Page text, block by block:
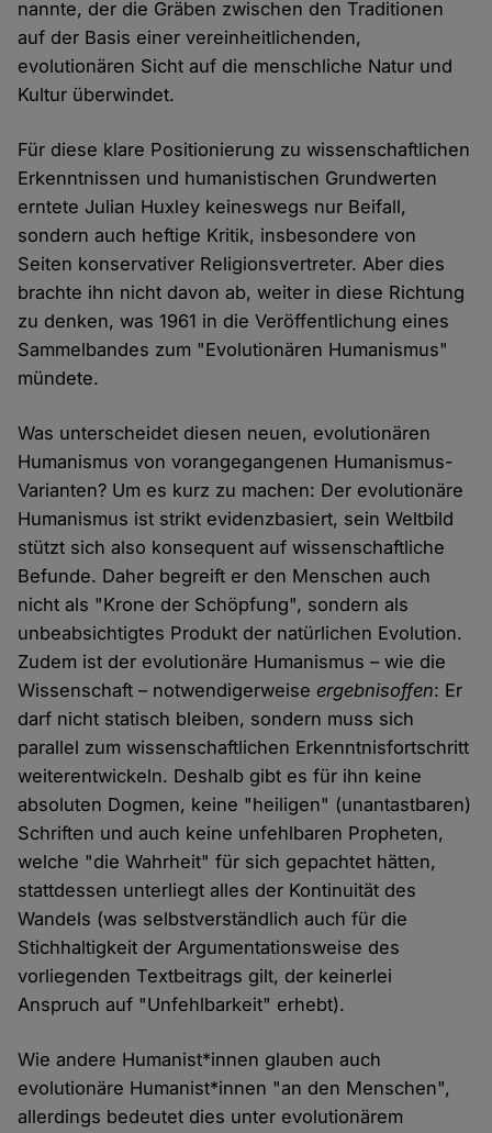
nannte, der die Gräben zwischen den Traditionen
auf der Basis einer vereinheitlichenden,
evolutionären Sicht auf die menschliche Natur und
Kultur überwindet.
Für diese klare Positionierung zu wissenschaftlichen
Erkenntnissen und humanistischen Grundwerten
erntete Julian Huxley keineswegs nur Beifall,
sondern auch heftige Kritik, insbesondere von
Seiten konservativer Religionsvertreter. Aber dies
brachte ihn nicht davon ab, weiter in diese Richtung
zu denken, was 1961 in die Veröffentlichung eines
Sammelbandes zum "Evolutionären Humanismus"
mündete.
Was unterscheidet diesen neuen, evolutionären
Humanismus von vorangegangenen Humanismus-
Varianten? Um es kurz zu machen: Der evolutionäre
Humanismus ist strikt evidenzbasiert, sein Weltbild
stützt sich also konsequent auf wissenschaftliche
Befunde. Daher begreift er den Menschen auch
nicht als "Krone der Schöpfung", sondern als
unbeabsichtigtes Produkt der natürlichen Evolution.
Zudem ist der evolutionäre Humanismus – wie die
Wissenschaft – notwendigerweiseergebnisoffen: Er
darf nicht statisch bleiben, sondern muss sich
parallel zum wissenschaftlichen Erkenntnisfortschritt
weiterentwickeln. Deshalb gibt es für ihn keine
absoluten Dogmen, keine "heiligen" (unantastbaren)
Schriften und auch keine unfehlbaren Propheten,
welche "die Wahrheit" für sich gepachtet hätten,
stattdessen unterliegt alles der Kontinuität des
Wandels (was selbstverständlich auch für die
Stichhaltigkeit der Argumentationsweise des
vorliegenden Textbeitrags gilt, der keinerlei
Anspruch auf "Unfehlbarkeit" erhebt).
Wie andere Humanist*innen glauben auch
evolutionäre Humanist*innen "an den Menschen",
allerdings bedeutet dies unter evolutionärem